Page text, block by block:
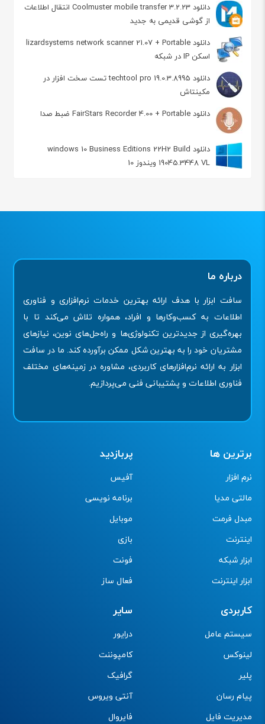
دانلود Coolmuster mobile transfer 3.2.23 انتقال اطلاعات
از گوشی قدیمی به جدید
دانلود lizardsystems network scanner 21.07 + Portable
اسکن IP در شبکه
دانلود techtool pro 19.0.3.8995 تست سخت افزار در
مکینتاش
دانلود FairStars Recorder 4.00 + Portable ضبط صدا
دانلود windows 10 Business Editions 22H2 Build
19045.3448 VL ویندوز 10
درباره ما
سافت ابزار با هدف ارائه بهترین خدمات نرم‌افزاری و فناوری
اطلاعات به کسب‌وکارها و افراد، همواره تلاش می‌کند تا با
بهره‌گیری از جدیدترین تکنولوژی‌ها و راه‌حل‌های نوین، نیازهای
مشتریان خود را به بهترین شکل ممکن برآورده کند. ما در سافت
ابزار به ارائه نرم‌افزارهای کاربردی، مشاوره در زمینه‌های مختلف
فناوری اطلاعات و پشتیبانی فنی می‌پردازیم.
برترین ها
نرم افزار
مالتی مدیا
مبدل فرمت
اینترنت
ابزار شبکه
ابزار اینترنت
پربازدید
آفیس
برنامه نویسی
موبایل
بازی
فونت
فعال ساز
کاربردی
سیستم عامل
لینوکس
پلیر
پیام رسان
مدیریت فایل
سایر
درایور
کامپوننت
گرافیک
آنتی ویروس
فایروال